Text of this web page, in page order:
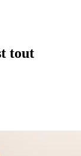
tout